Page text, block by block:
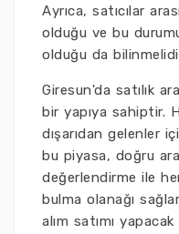
Ayrıca, satıcılar
olduğu ve bu
olduğu da
Giresun'da satılık
bir yapıya sahiptir.
dışarıdan gelenler
bu piyasa, doğru
değerlendirme ile
bulma olanağı
alım satımı